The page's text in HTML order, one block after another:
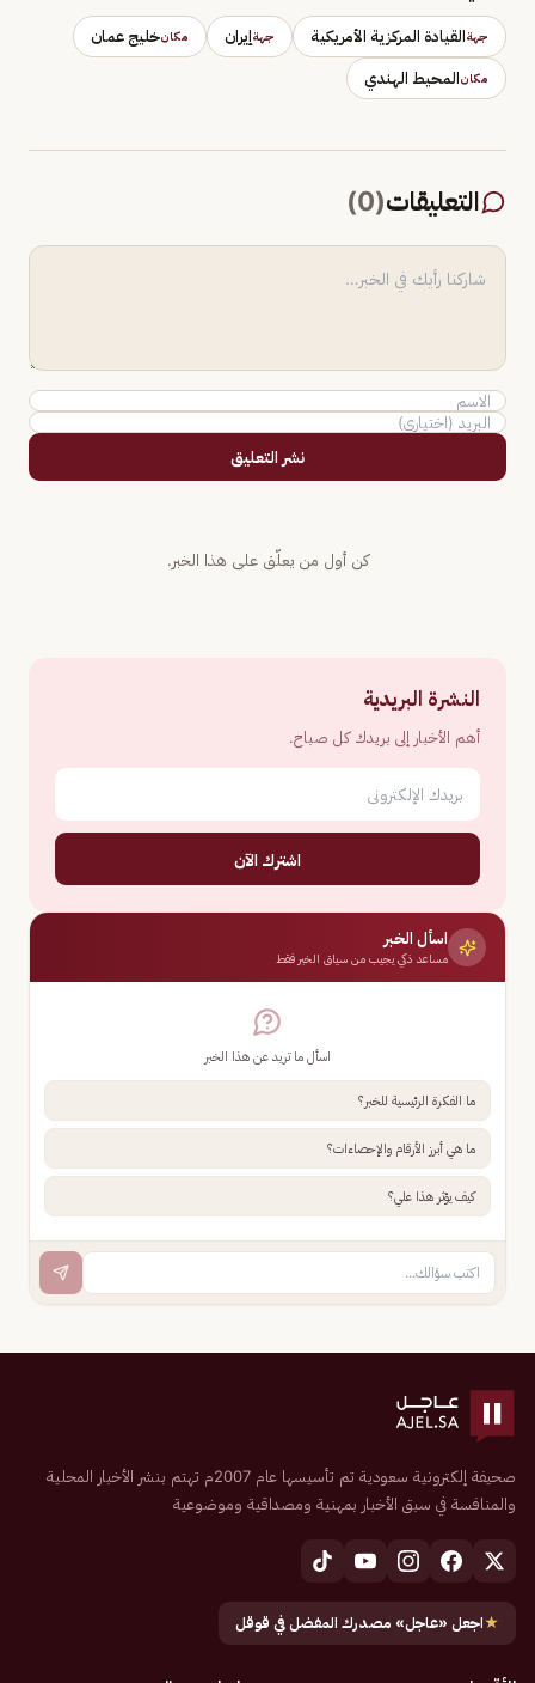
جهةالقيادة المركزية الأمريكية جهةإيران مكانخليج عمان
مكانالمحيط الهندي
التعليقات(
0
)
نشر التعليق
كن أول من يعلّق على هذا الخبر.
النشرة البريدية
أهم الأخبار إلى بريدك كل صباح.
اشترك الآن
اسأل الخبر
مساعد ذكي يجيب من سياق الخبر فقط
اسأل ما تريد عن هذا الخبر
ما الفكرة الرئيسية للخبر؟
ما هي أبرز الأرقام والإحصاءات؟
كيف يؤثر هذا علي؟
صحيفة إلكترونية سعودية تم تأسيسها عام 2007م تهتم بنشر الأخبار المحلية
والمنافسة في سبق الأخبار بمهنية ومصداقية وموضوعية
★اجعل «عاجل» مصدرك المفضل في قوقل